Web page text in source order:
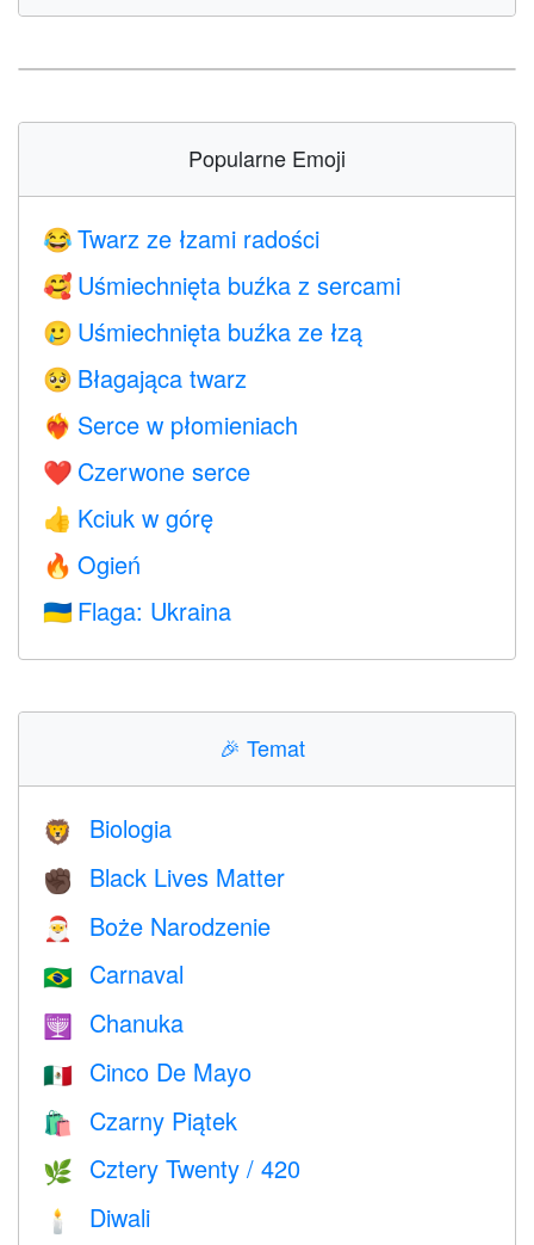
Popularne Emoji
😂 Twarz ze łzami radości
🥰 Uśmiechnięta buźka z sercami
🥲 Uśmiechnięta buźka ze łzą
🥺 Błagająca twarz
❤️‍🔥 Serce w płomieniach
❤️ Czerwone serce
👍 Kciuk w górę
🔥 Ogień
🇺🇦 Flaga: Ukraina
🎉 Temat
🦁 Biologia
✊🏿 Black Lives Matter
🎅 Boże Narodzenie
🇧🇷 Carnaval
🕎 Chanuka
🇲🇽 Cinco De Mayo
🛍 Czarny Piątek
🌿 Cztery Twenty / 420
🕯 Diwali